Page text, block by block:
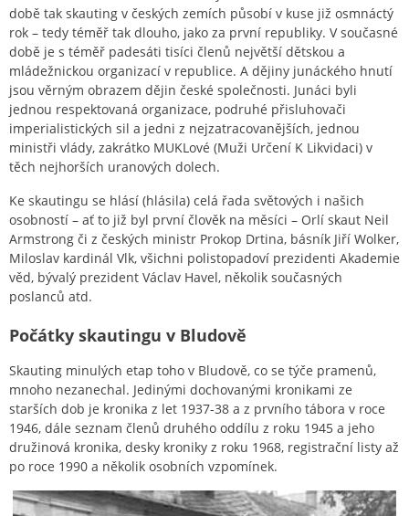
době tak skauting v českých zemích působí v kuse již osmnáctý
rok – tedy téměř tak dlouho, jako za první republiky. V současné
době je s téměř padesáti tisíci členů největší dětskou a
mládežnickou organizací v republice. A dějiny junáckého hnutí
jsou věrným obrazem dějin české společnosti. Junáci byli
jednou respektovaná organizace, podruhé přisluhovači
imperialistických sil a jedni z nejzatracovanějších, jednou
ministři vlády, zakrátko MUKLové (Muži Určení K Likvidaci) v
těch nejhorších uranových dolech.
Ke skautingu se hlásí (hlásila) celá řada světových i našich
osobností – ať to již byl první člověk na měsíci – Orlí skaut Neil
Armstrong či z českých ministr Prokop Drtina, básník Jiří Wolker,
Miloslav kardinál Vlk, všichni polistopadoví prezidenti Akademie
věd, bývalý prezident Václav Havel, několik současných
poslanců atd.
Počátky skautingu v Bludově
Skauting minulých etap toho v Bludově, co se týče pramenů,
mnoho nezanechal. Jedinými dochovanými kronikami ze
starších dob je kronika z let 1937-38 a z prvního tábora v roce
1946, dále seznam členů druhého oddílu z roku 1945 a jeho
družinová kronika, desky kroniky z roku 1968, registrační listy až
po roce 1990 a několik osobních vzpomínek.